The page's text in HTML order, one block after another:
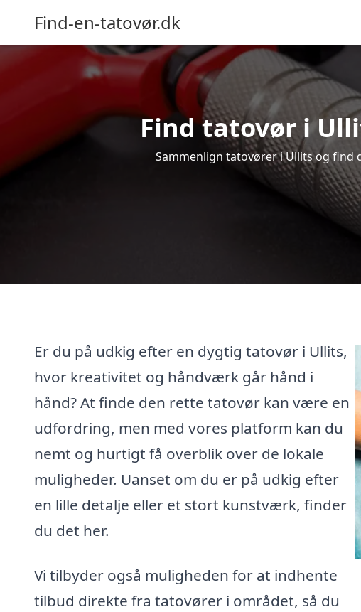
Find-en-tatovør.dk
Find tatovør i
Sammenlign tatovører i Ullits og
Er du på udkig efter en dygtig tatovør i Ullits,
hvor kreativitet og håndværk går hånd i
hånd? At finde den rette tatovør kan være en
udfordring, men med vores platform kan du
nemt og hurtigt få overblik over de lokale
muligheder. Uanset om du er på udkig efter
en lille detalje eller et stort kunstværk, finder
du det her.
Vi tilbyder også muligheden for at indhente
tilbud direkte fra tatovører i området, så du